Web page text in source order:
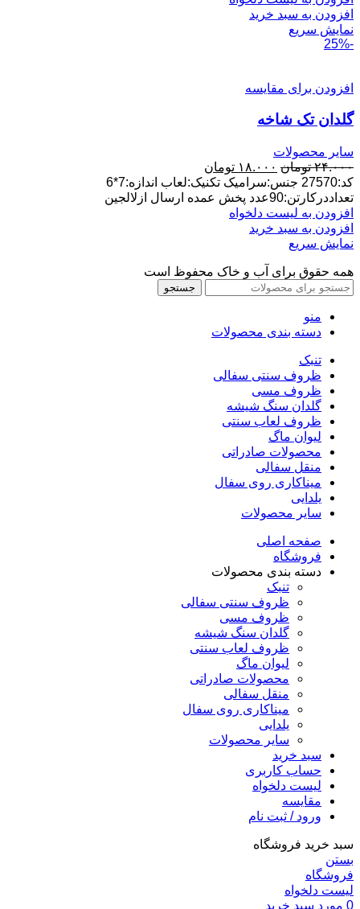
افزودن به سبد خرید
نمایش سریع
-25%
افزودن برای مقایسه
گلدان تک شاخه
سایر محصولات
۲۴.۰۰۰ تومان قیمت
اصلی:
۲۴.۰۰۰ تومان
بود.
۱۸.۰۰۰ تومان
فعلی:
۱۸.۰۰۰ تومان.
کد:27570 جنس:سرامیک تکنیک:لعاب اندازه:7*6
تعداددرکارتن:90عدد پخش عمده ارسال ازلالجین
افزودن به لیست دلخواه
افزودن به سبد خرید
نمایش سریع
همه حقوق برای آب و خاک محفوظ است
جستجو
منو
دسته بندی محصولات
تنبک
ظروف سنتی سفالی
ظروف مسی
گلدان سنگ شیشه
ظروف لعاب سنتی
لیوان ماگ
محصولات صادراتی
منقل سفالی
میناکاری روی سفال
یلدایی
سایر محصولات
صفحه اصلی
فروشگاه
دسته بندی محصولات
تنبک
ظروف سنتی سفالی
ظروف مسی
گلدان سنگ شیشه
ظروف لعاب سنتی
لیوان ماگ
محصولات صادراتی
منقل سفالی
میناکاری روی سفال
یلدایی
سایر محصولات
سبد خرید
حساب کاربری
لیست دلخواه
مقایسه
ورود / ثبت نام
سبد خرید فروشگاه
بستن
فروشگاه
لیست دلخواه
0 مورد سبد خرید